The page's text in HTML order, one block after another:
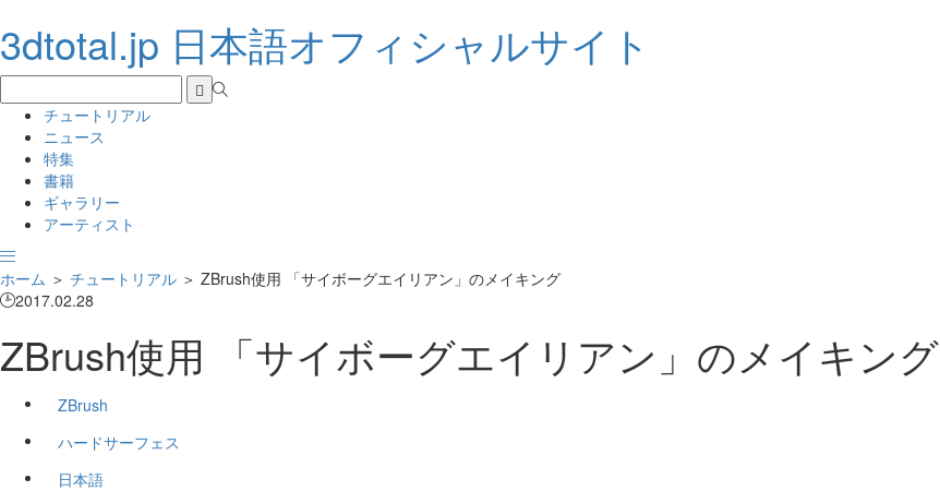
3dtotal.jp 日本語オフィシャルサイト
チュートリアル
ニュース
特集
書籍
ギャラリー
アーティスト
ホーム ＞ チュートリアル ＞ ZBrush使用 「サイボーグエイリアン」のメイキング
2017.02.28
ZBrush使用 「サイボーグエイリアン」のメイキング
ZBrush
ハードサーフェス
日本語